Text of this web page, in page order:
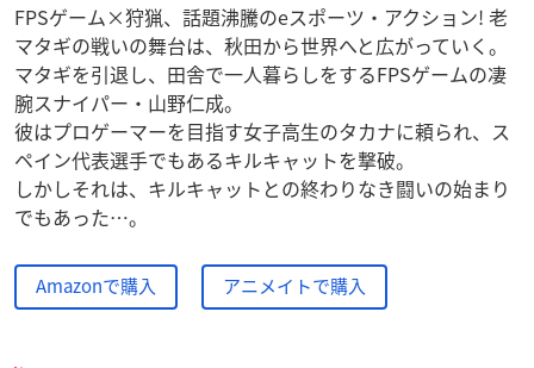
FPSゲーム×狩猟、話題沸騰のeスポーツ・アクション! 老
マタギの戦いの舞台は、秋田から世界へと広がっていく。
マタギを引退し、田舎で一人暮らしをするFPSゲームの凄
腕スナイパー・山野仁成。
彼はプロゲーマーを目指す女子高生のタカナに頼られ、ス
ペイン代表選手でもあるキルキャットを撃破。
しかしそれは、キルキャットとの終わりなき闘いの始まり
でもあった…。
Amazonで購入 アニメイトで購入